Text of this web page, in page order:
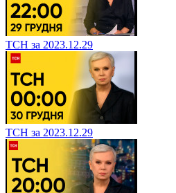
ТСН за 2023.12.29
ТСН за 2023.12.29